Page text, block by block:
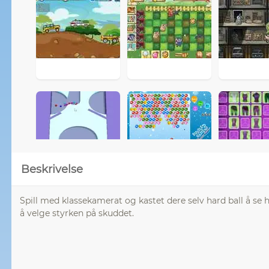
Beskrivelse
Spill med klassekamerat og kastet dere selv hard ball å
å velge styrken på skuddet.